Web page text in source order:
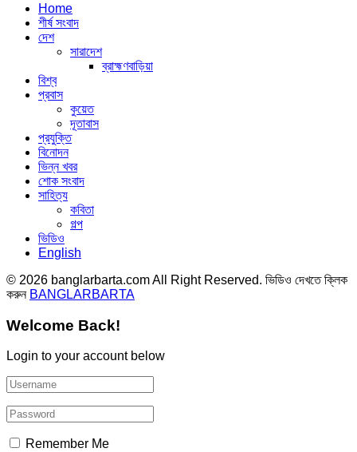
Home
শীর্ষ সংবাদ
দেশ
সারাদেশ
ব্রাহ্মণবাড়িয়া
বিশ্ব
প্রবাস
কুয়েত
দূতাবাস
প্রযুক্তি
বিনোদন
ভিন্ন খবর
শোক সংবাদ
সাহিত্য
কবিতা
গল্প
ভিডিও
English
© 2026 banglarbarta.com All Right Reserved. ভিডিও দেখতে ক্লিক
করুন BANGLARBARTA
Welcome Back!
Login to your account below
Remember Me